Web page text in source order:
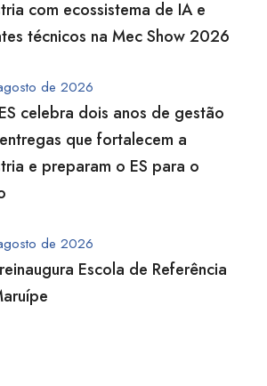
com ecossistema de IA e
técnicos na Mec Show 2026
de 2026
celebra dois anos de gestão
que fortalecem a
e preparam o ES para o
de 2026
Escola de Referência